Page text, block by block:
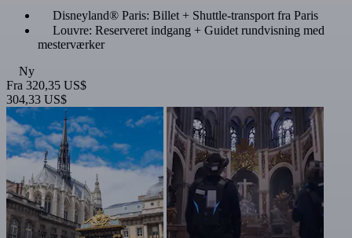
Disneyland® Paris: Billet + Shuttle-transport fra Paris
Louvre: Reserveret indgang + Guidet rundvisning med
mesterværker
Ny
Fra 320,35 US$
304,33 US$